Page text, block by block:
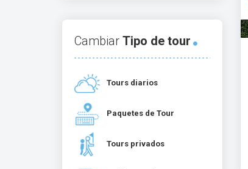
Cambiar Tipo de tour
Tours diarios
Paquetes de Tour
Tours privados